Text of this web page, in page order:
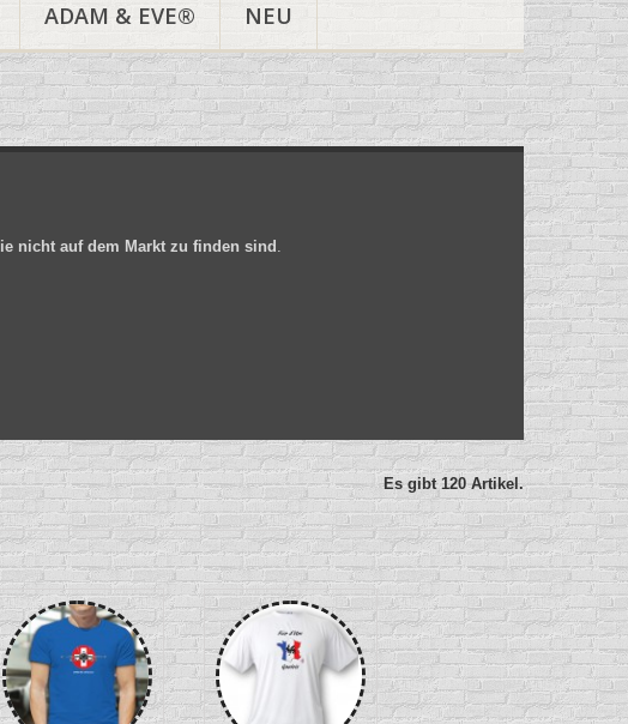
ADAM & EVE® NEU
ie nicht auf dem Markt zu finden sind .
Es gibt 120 Artikel.